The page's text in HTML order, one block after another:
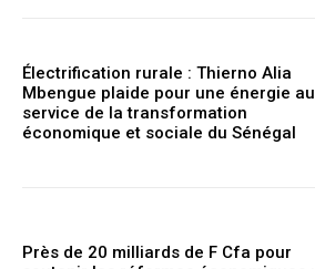
Électrification rurale : Thierno Alia
Mbengue plaide pour une énergie au
service de la transformation
économique et sociale du Sénégal
Près de 20 milliards de F Cfa pour